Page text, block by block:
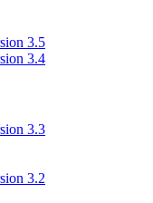
3.5
3.4
3.3
3.2